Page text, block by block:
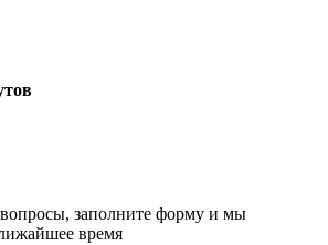
заполните форму и мы
время